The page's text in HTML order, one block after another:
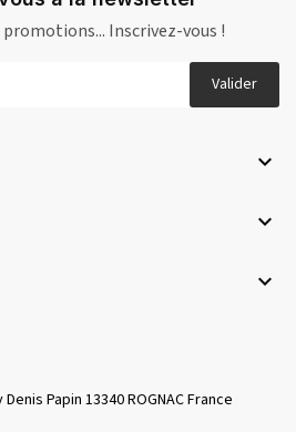
promotions... Inscrivez-vous !
Valider



Denis Papin 13340 ROGNAC France